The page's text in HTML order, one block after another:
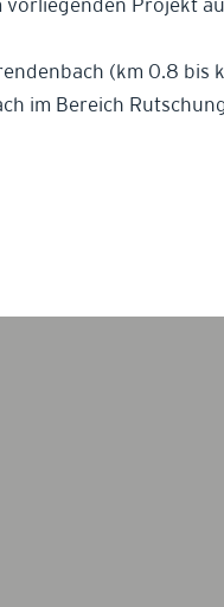
vorliegenden Projekt
(km 0.8 bis
im Bereich